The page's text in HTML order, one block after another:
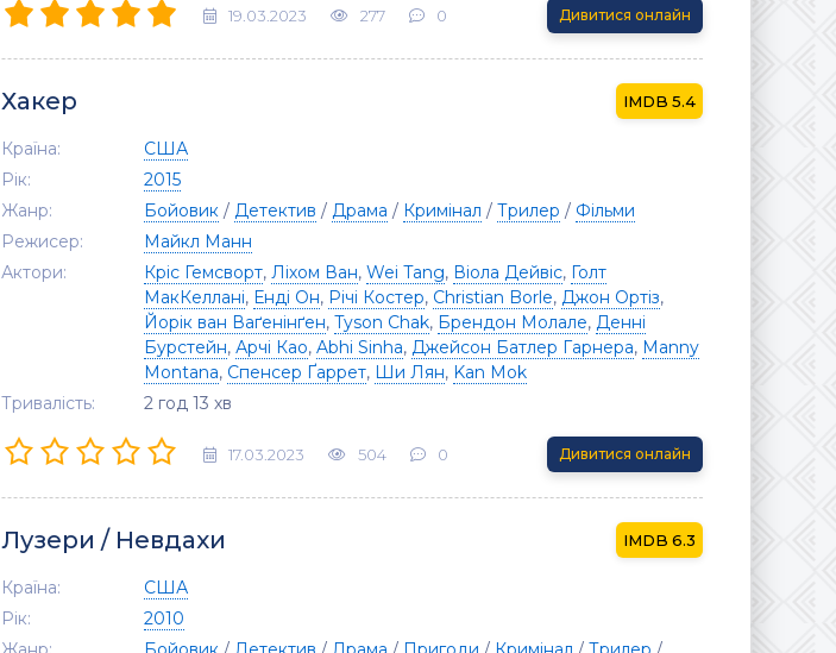
19.03.2023 277 0 Дивитися онлайн
Хакер 5.4
Країна:
США
Рік:
2015
Жанр:
Бойовик / Детектив / Драма / Кримінал / Трилер / Фільми
Режисер:
Майкл Манн
Актори:
Кріс Гемсворт, Ліхом Ван, Wei Tang, Віола Дейвіс, Голт
МакКеллані, Енді Он, Річі Костер, Christian Borle, Джон Ортіз,
Йорік ван Ваґенінґен, Tyson Chak, Брендон Молале, Денні
Бурстейн, Арчі Као, Abhi Sinha, Джейсон Батлер Гарнера, Manny
Montana, Спенсер Ґаррет, Ши Лян, Kan Mok
Тривалість:
2 год 13 хв
17.03.2023 504 0 Дивитися онлайн
Лузери / Невдахи 6.3
Країна:
США
Рік:
2010